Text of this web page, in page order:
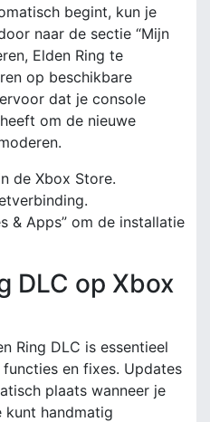
begint, kun je
naar de sectie “Mijn
Elden Ring te
op beschikbare
dat je console
om de nieuwe
de Xbox Store.
& Apps” om de installatie
DLC op Xbox
Ring DLC is essentieel
en fixes. Updates
plaats wanneer je
kunt handmatig